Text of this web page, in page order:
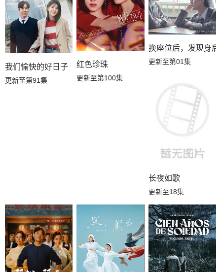
我们愉快的好日子
更新至第91集
红色珍珠
更新至第100集
换座位后，发现身
更新至第01集
长夜如歌
更新至18集